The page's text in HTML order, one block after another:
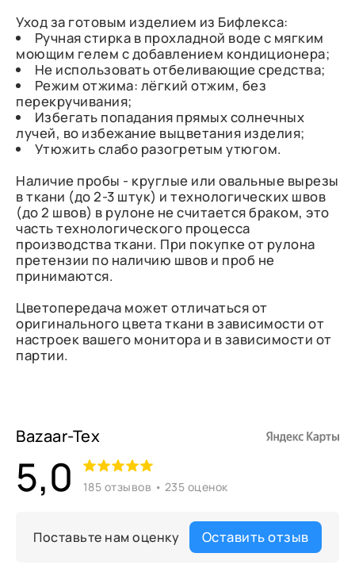
Уход за готовым изделием из Бифлекса:
Ручная стирка в прохладной воде с мягким
моющим гелем с добавлением кондиционера;
Не использовать отбеливающие средства;
Режим отжима: лёгкий отжим, без
перекручивания;
Избегать попадания прямых солнечных
лучей, во избежание выцветания изделия;
Утюжить слабо разогретым утюгом.
Наличие пробы - круглые или овальные вырезы
в ткани (до 2-3 штук) и технологических швов
(до 2 швов) в рулоне не считается браком, это
часть технологического процесса
производства ткани. При покупке от рулона
претензии по наличию швов и проб не
принимаются.
Цветопередача может отличаться от
оригинального цвета ткани в зависимости от
настроек вашего монитора и в зависимости от
партии.
Bazaar-Tex
5,0 185 отзывов • 235 оценок
Поставьте нам оценку Оставить отзыв